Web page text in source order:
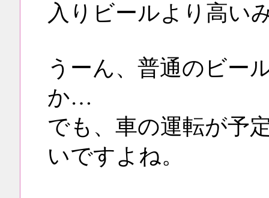
入りビールより高い
うーん、普通のビー
か…
でも、車の運転が予
いですよね。